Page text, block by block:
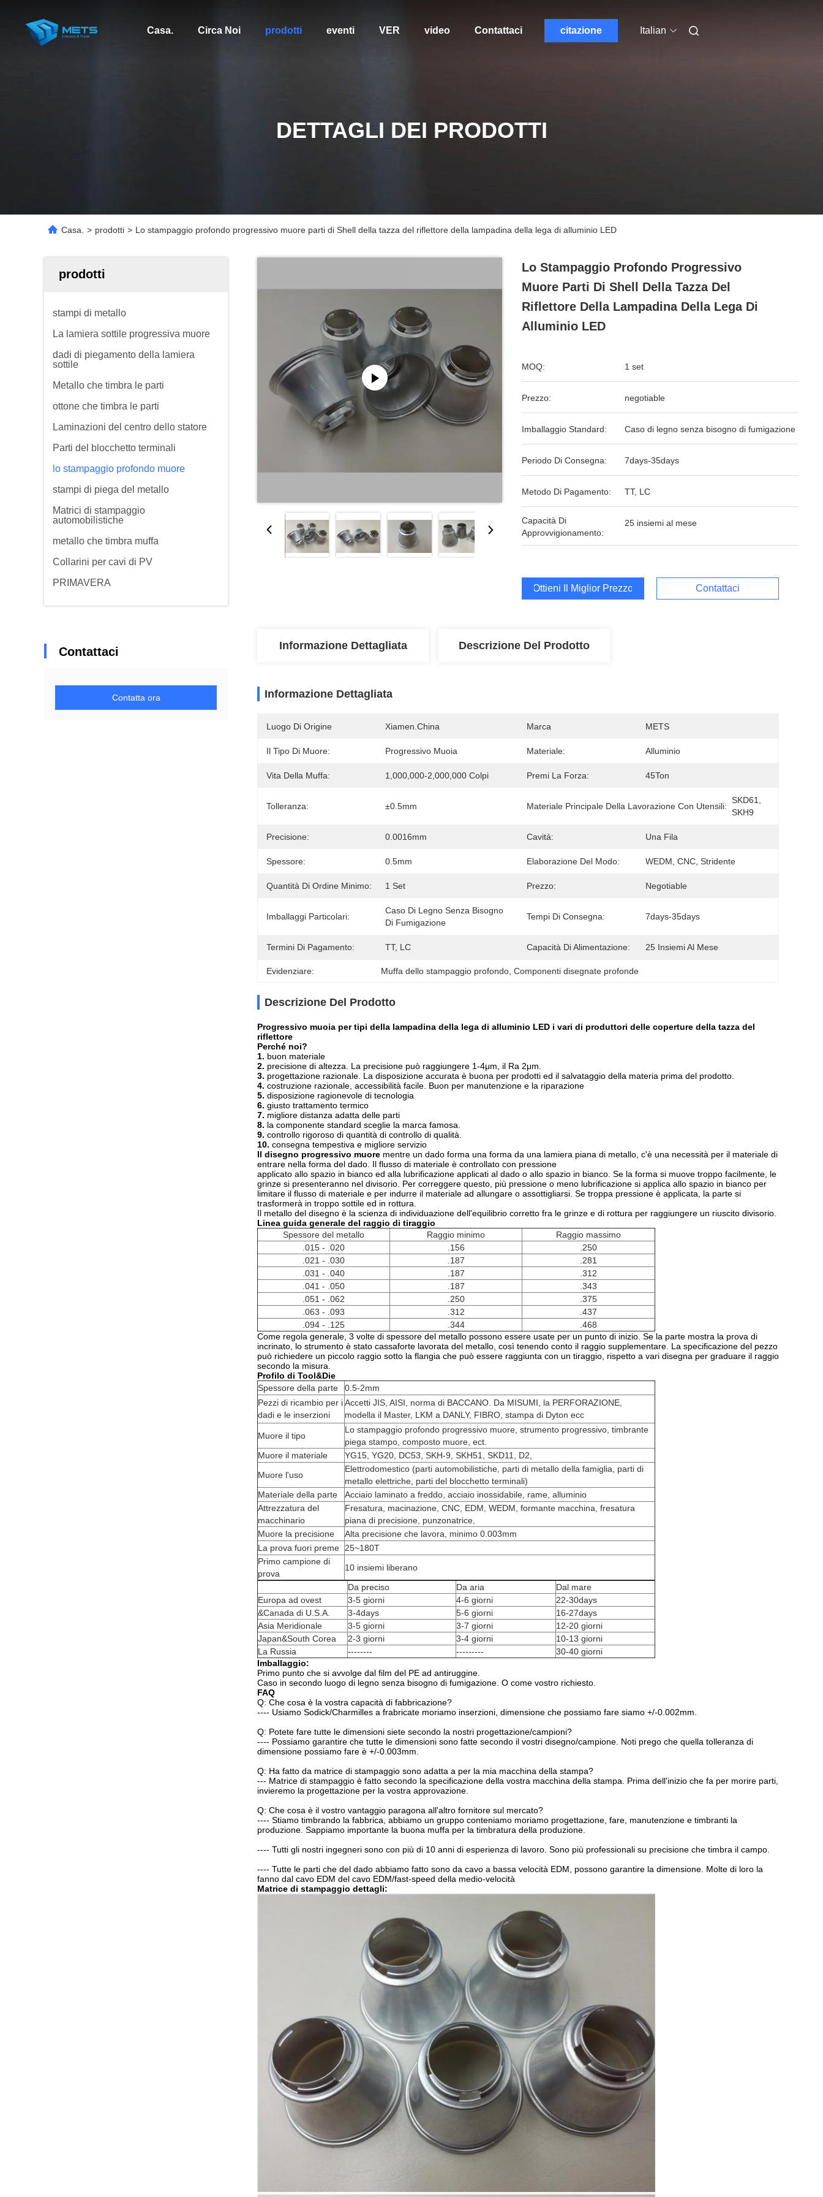
Casa. Circa Noi prodotti eventi VER video Contattaci citazione Italian
DETTAGLI DEI PRODOTTI
Casa. > prodotti > Lo stampaggio profondo progressivo muore parti di Shell della tazza del riflettore della lampadina della lega di alluminio LED
prodotti
stampi di metallo
La lamiera sottile progressiva muore
dadi di piegamento della lamiera
sottile
Metallo che timbra le parti
ottone che timbra le parti
Laminazioni del centro dello statore
Parti del blocchetto terminali
lo stampaggio profondo muore
stampi di piega del metallo
Matrici di stampaggio
automobilistiche
metallo che timbra muffa
Collarini per cavi di PV
PRIMAVERA
Contattaci
Contatta ora
Lo Stampaggio Profondo Progressivo
Muore Parti Di Shell Della Tazza Del
Riflettore Della Lampadina Della Lega Di
Alluminio LED
MOQ: 1 set
Prezzo: negotiable
Imballaggio Standard: Caso di legno senza bisogno di fumigazione
Periodo Di Consegna: 7days-35days
Metodo Di Pagamento: TT, LC
Capacità Di
Approvvigionamento:
25 insiemi al mese
Ottieni Il Miglior Prezzo Contattaci
Informazione Dettagliata Descrizione Del Prodotto
Informazione Dettagliata
Luogo Di Origine Xiamen.China Marca METS
Il Tipo Di Muore: Progressivo Muoia Materiale: Alluminio
Vita Della Muffa: 1,000,000-2,000,000 Colpi Premi La Forza: 45Ton
Tolleranza: ±0.5mm Materiale Principale Della Lavorazione Con Utensili:
SKD61,
SKH9
Precisione: 0.0016mm Cavità: Una Fila
Spessore: 0.5mm Elaborazione Del Modo: WEDM, CNC, Stridente
Quantità Di Ordine Minimo: 1 Set Prezzo: Negotiable
Imballaggi Particolari:
Caso Di Legno Senza Bisogno
Di Fumigazione
Tempi Di Consegna: 7days-35days
Termini Di Pagamento: TT, LC Capacità Di Alimentazione: 25 Insiemi Al Mese
Evidenziare: Muffa dello stampaggio profondo , Componenti disegnate profonde
Descrizione Del Prodotto
Progressivo muoia per tipi della lampadina della lega di alluminio LED i vari di produttori delle coperture della tazza del
riflettore
Perché noi?
1. buon materiale
2. precisione di altezza. La precisione può raggiungere 1-4μm, il Ra 2μm.
3. progettazione razionale. La disposizione accurata è buona per prodotti ed il salvataggio della materia prima del prodotto.
4. costruzione razionale, accessibilità facile. Buon per manutenzione e la riparazione
5. disposizione ragionevole di tecnologia
6. giusto trattamento termico
7. migliore distanza adatta delle parti
8. la componente standard sceglie la marca famosa.
9. controllo rigoroso di quantità di controllo di qualità.
10. consegna tempestiva e migliore servizio
Il disegno progressivo muore mentre un dado forma una forma da una lamiera piana di metallo, c'è una necessità per il materiale di
entrare nella forma del dado. Il flusso di materiale è controllato con pressione
applicato allo spazio in bianco ed alla lubrificazione applicati al dado o allo spazio in bianco. Se la forma si muove troppo facilmente, le
grinze si presenteranno nel divisorio. Per correggere questo, più pressione o meno lubrificazione si applica allo spazio in bianco per
limitare il flusso di materiale e per indurre il materiale ad allungare o assottigliarsi. Se troppa pressione è applicata, la parte si
trasformerà in troppo sottile ed in rottura.
Il metallo del disegno è la scienza di individuazione dell'equilibrio corretto fra le grinze e di rottura per raggiungere un riuscito divisorio.
Linea guida generale del raggio di tiraggio
Spessore del metallo
Raggio minimo
Raggio massimo
.015 - .020
.156
.250
.021 - .030
.187
.281
.031 - .040
.187
.312
.041 - .050
.187
.343
.051 - .062
.250
.375
.063 - .093
.312
.437
.094 - .125
.344
.468
Come regola generale, 3 volte di spessore del metallo possono essere usate per un punto di inizio. Se la parte mostra la prova di
incrinato, lo strumento è stato cassaforte lavorata del metallo, così tenendo conto il raggio supplementare. La specificazione del pezzo
può richiedere un piccolo raggio sotto la flangia che può essere raggiunta con un tiraggio, rispetto a vari disegna per graduare il raggio
secondo la misura.
Profilo di Tool&Die
Spessore della parte
0.5-2mm
Pezzi di ricambio per i
dadi e le inserzioni
Accetti JIS, AISI, norma di BACCANO. Da MISUMI, la PERFORAZIONE,
modella il Master, LKM a DANLY, FIBRO, stampa di Dyton ecc
Muore il tipo
Lo stampaggio profondo progressivo muore, strumento progressivo, timbrante
piega stampo, composto muore, ect.
Muore il materiale
YG15, YG20, DC53, SKH-9, SKH51, SKD11, D2,
Muore l'uso
Elettrodomestico (parti automobilistiche, parti di metallo della famiglia, parti di
metallo elettriche, parti del blocchetto terminali)
Materiale della parte
Acciaio laminato a freddo, acciaio inossidabile, rame, alluminio
Attrezzatura del
macchinario
Fresatura, macinazione, CNC, EDM, WEDM, formante macchina, fresatura
piana di precisione, punzonatrice,
Muore la precisione
Alta precisione che lavora, minimo 0.003mm
La prova fuori preme
25~180T
Primo campione di
prova
10 insiemi liberano
Da preciso
Da aria
Dal mare
Europa ad ovest
3-5 giorni 4-6 giorni
22-30days
&Canada di U.S.A.
3-4days 5-6 giorni
16-27days
Asia Meridionale
3-5 giorni 3-7 giorni
12-20 giorni
Japan&South Corea
2-3 giorni 3-4 giorni
10-13 giorni
La Russia
-------- ---------
30-40 giorni
Imballaggio:
Primo punto che si avvolge dal film del PE ad antiruggine.
Caso in secondo luogo di legno senza bisogno di fumigazione . O come vostro richiesto.
FAQ
Q: Che cosa è la vostra capacità di fabbricazione?
---- Usiamo Sodick/Charmilles a frabricate moriamo inserzioni, dimensione che possiamo fare siamo +/-0.002mm.
Q: Potete fare tutte le dimensioni siete secondo la nostri progettazione/campioni?
---- Possiamo garantire che tutte le dimensioni sono fatte secondo il vostri disegno/campione. Noti prego che quella tolleranza di
dimensione possiamo fare è +/-0.003mm.
Q: Ha fatto da matrice di stampaggio sono adatta a per la mia macchina della stampa?
--- Matrice di stampaggio è fatto secondo la specificazione della vostra macchina della stampa. Prima dell'inizio che fa per morire parti,
invieremo la progettazione per la vostra approvazione.
Q: Che cosa è il vostro vantaggio paragona all'altro fornitore sul mercato?
---- Stiamo timbrando la fabbrica, abbiamo un gruppo conteniamo moriamo progettazione, fare, manutenzione e timbranti la
produzione. Sappiamo importante la buona muffa per la timbratura della produzione.
---- Tutti gli nostri ingegneri sono con più di 10 anni di esperienza di lavoro. Sono più professionali su precisione che timbra il campo.
---- Tutte le parti che del dado abbiamo fatto sono da cavo a bassa velocità EDM, possono garantire la dimensione. Molte di loro la
fanno dal cavo EDM del cavo EDM/fast-speed della medio-velocità
Matrice di stampaggio dettagli: